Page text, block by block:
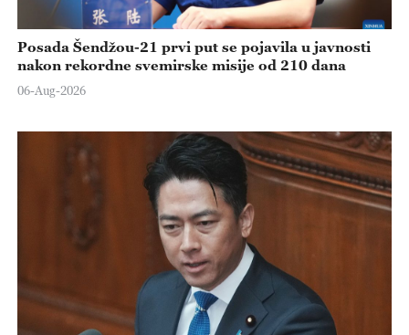
Posada Šendžou-21 prvi put se pojavila u javnosti
nakon rekordne svemirske misije od 210 dana
06-Aug-2026